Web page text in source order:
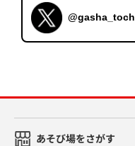
あそび場をさがす